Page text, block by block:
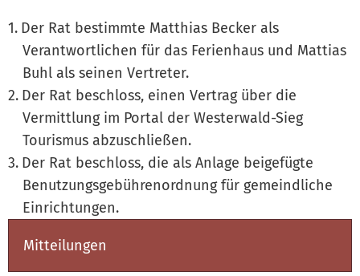
Der Rat bestimmte Matthias Becker als
Verantwortlichen für das Ferienhaus und Mattias
Buhl als seinen Vertreter.
Der Rat beschloss, einen Vertrag über die
Vermittlung im Portal der Westerwald-Sieg
Tourismus abzuschließen.
Der Rat beschloss, die als Anlage beigefügte
Benutzungsgebührenordnung für gemeindliche
Einrichtungen.
Mitteilungen